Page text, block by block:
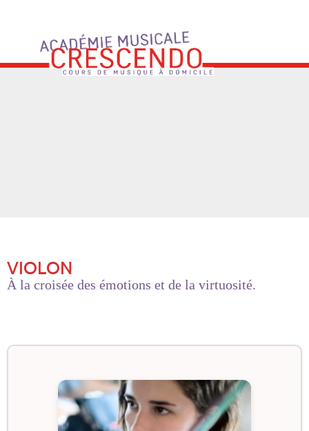
VIOLON
À la croisée des émotions et de la virtuosité.